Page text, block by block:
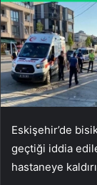
Eskişehir’de
geçtiği iddia
hastaneye